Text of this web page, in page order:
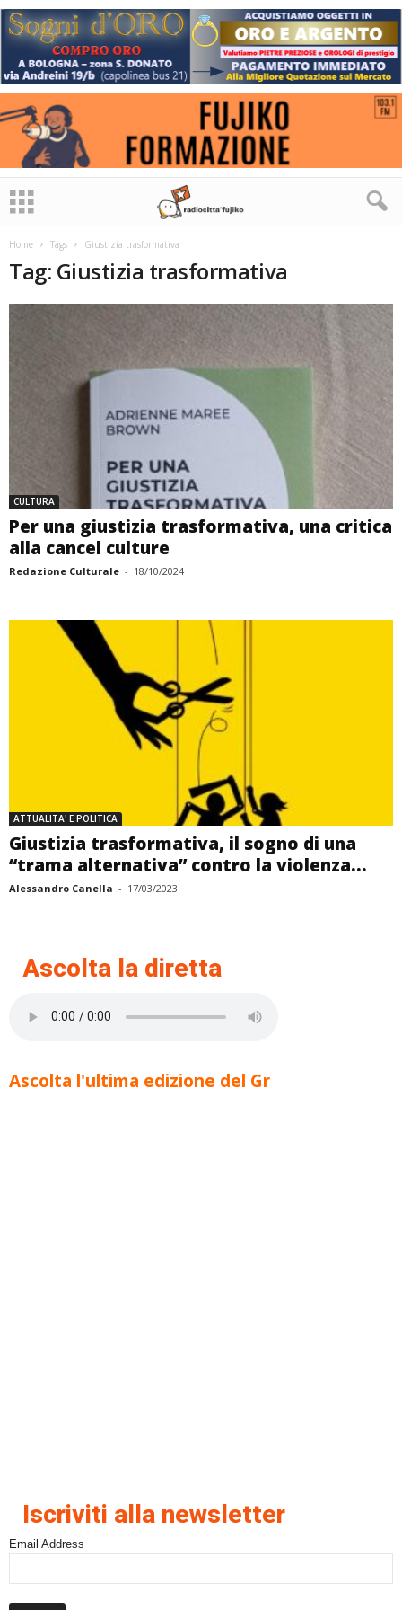
Home Tags Giustizia trasformativa
Tag: Giustizia trasformativa
CULTURA
Per una giustizia trasformativa, una critica
alla cancel culture
Redazione Culturale - 18/10/2024
ATTUALITA' E POLITICA
Giustizia trasformativa, il sogno di una
“trama alternativa” contro la violenza...
Alessandro Canella - 17/03/2023
Ascolta la diretta
Ascolta l'ultima edizione del Gr
Iscriviti alla newsletter
Email Address